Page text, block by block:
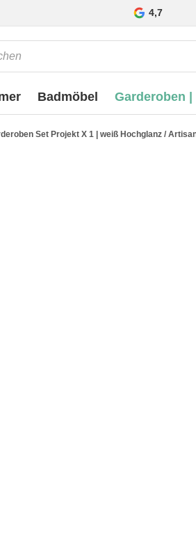
4,7
Badmöbel Garderoben |
Set Projekt X 1 | weiß Hochglanz /